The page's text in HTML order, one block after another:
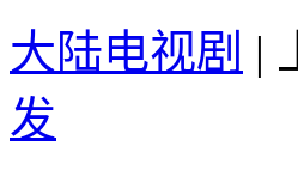
大陆电视剧 |
发